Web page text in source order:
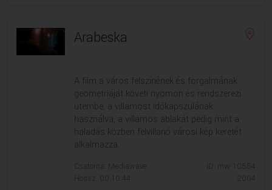
Arabeska
A film a város felszínének és forgalmának
geometriáját követi nyomon és rendszerezi
ütembe, a villamost időkapszulának
használva, a villamos ablakát pedig mint a
haladás közben felvillanó városi kép keretét
alkalmazza.
Csatorna: Mediawave
Hossz: 00:10:44
ID: mw-10554
2004